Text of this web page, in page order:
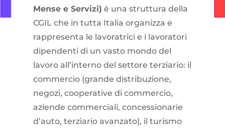
Mense e Servizi) è una struttura della
CGIL che in tutta Italia organizza e
rappresenta le lavoratrici e i lavoratori
dipendenti di un vasto mondo del
lavoro all’interno del settore terziario: il
commercio (grande distribuzione,
negozi, cooperative di commercio,
aziende commerciali, concessionarie
d’auto, terziario avanzato), il turismo